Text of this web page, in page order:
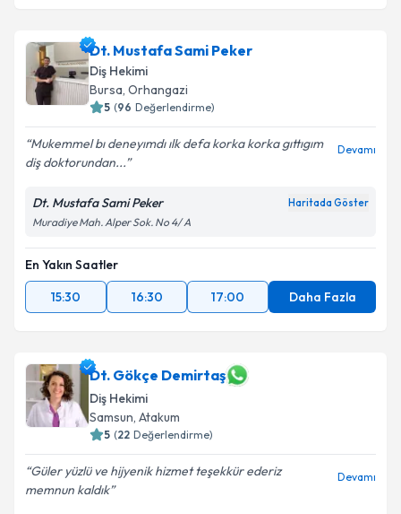
Dt. Mustafa Sami Peker
Diş Hekimi
Bursa, Orhangazi
5 (96 Değerlendirme)
Mukemmel bı deneyımdı ılk defa korka korka gıttıgım
diş doktorundan...
Devamı
Dt. Mustafa Sami Peker Haritada Göster
Muradiye Mah. Alper Sok. No 4/ A
En Yakın Saatler
15:30
16:30 17:00 Daha Fazla
Dt. Gökçe Demirtaş
Diş Hekimi
Samsun, Atakum
5 (22 Değerlendirme)
Güler yüzlü ve hijyenik hizmet teşekkür ederiz
memnun kaldık
Devamı